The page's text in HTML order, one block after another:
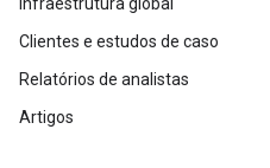
Clientes e estudos de caso
Relatórios de analistas
Artigos